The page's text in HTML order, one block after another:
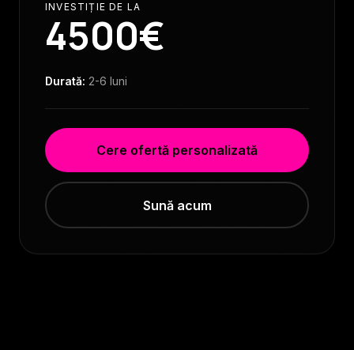
INVESTIȚIE DE LA
4500€
Durată: 2-6 luni
Cere ofertă personalizată
Sună acum